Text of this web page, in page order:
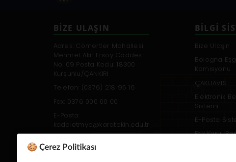
BİZE ULAŞIN
Adres: Cömertler Mahallesi
Mehmet Akif Ersoy Caddesi
No. 09 Posta Kodu: 18300
Kurşunlu/ÇANKIRI
Telefon: (0376) 218 95 16
Fax: 0376 000 00 00
E-Posta:
kadaletmyo@karatekin.edu.tr
BILGI
Bize Ulaşın
Bologna
Komisyonu
ÇAKÜAVİS
Elektronik
Sistemi
E-Posta
Etik Kurul
Öğrenci
🍪 Çerez Politikası